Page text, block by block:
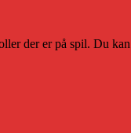
der er på spil. Du